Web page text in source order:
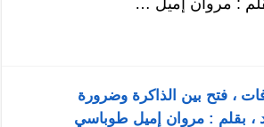
: مروان إميل …
، فتح بين الذاكرة وضرورة
، بقلم : مروان إميل طوباسي